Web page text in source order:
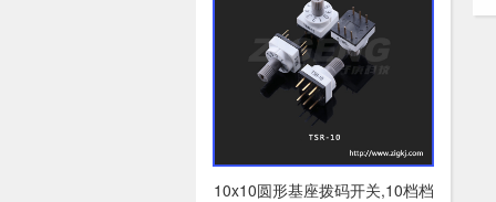
10x10圆形基座拨码开关,10档档